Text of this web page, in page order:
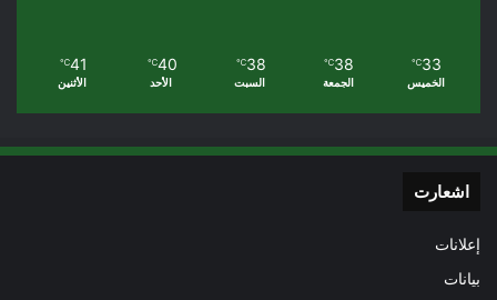
33
℃
الخميس
38
℃
الجمعة
38
℃
السبت
40
℃
الأحد
41
℃
الأثنين
اشعارت
إعلانات
بيانات